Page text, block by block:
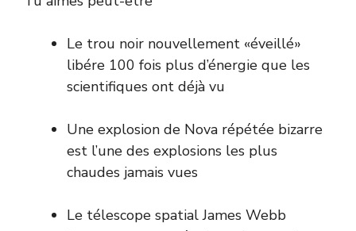
Le trou noir nouvellement «éveillé»
libére 100 fois plus d’énergie que les
scientifiques ont déjà vu
Une explosion de Nova répétée bizarre
est l’une des explosions les plus
chaudes jamais vues
Le télescope spatial James Webb